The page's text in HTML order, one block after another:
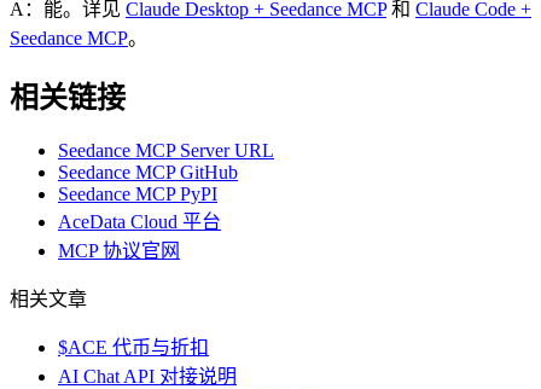
A：能。详见 Claude Desktop + Seedance MCP和 Claude Code +
Seedance MCP。
相关链接
Seedance MCP Server URL
Seedance MCP GitHub
Seedance MCP PyPI
AceData Cloud 平台
MCP 协议官网
相关文章
$ACE 代币与折扣
AI Chat API 对接说明